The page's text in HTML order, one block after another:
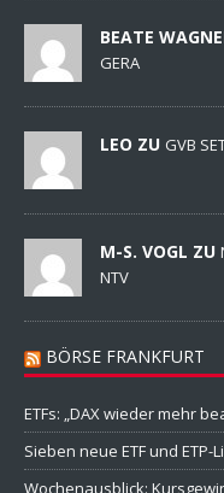
BEATE
GERA
LEO ZU GVB
M-S. VOGL ZU
NTV
BÖRSE FRANKFURT
ETFs: „DAX wieder mehr
Sieben neue ETF und ETP-
Wochenausblick: